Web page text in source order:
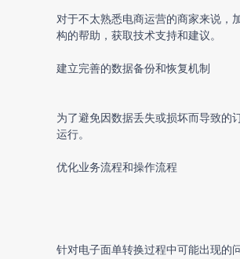
对于不太熟悉电商运营的商家来说，
构的帮助，获取技术支持和建议。
建立完善的数据备份和恢复机制
为了避免因数据丢失或损坏而导致的
运行。
优化业务流程和操作流程
针对电子面单转换过程中可能出现的